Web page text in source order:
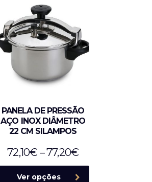
PANELA DE PRESSÃO
AÇO INOX DIÂMETRO
22 CM SILAMPOS
72,10€ –77,20€
Ver opções